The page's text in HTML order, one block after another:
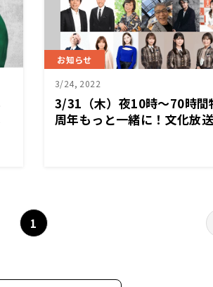
お知らせ
3/24, 2022
3/31（木）夜10時〜70時間
周年もっと一緒に！文化放
1